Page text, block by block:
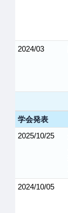
2024/03
学会発表
2025/10/25
2024/10/05